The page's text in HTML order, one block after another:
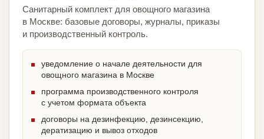
Санитарный комплект для овощного магазина
в Москве: базовые договоры, журналы, приказы
и производственный контроль.
уведомление о начале деятельности для
овощного магазина в Москве
программа производственного контроля
с учетом формата объекта
договоры на дезинфекцию, дезинсекцию,
дератизацию и вывоз отходов